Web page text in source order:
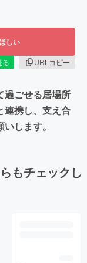
しい
る
URLコピー
過ごせる居場所
連携し、支え合
します。
もチェックし